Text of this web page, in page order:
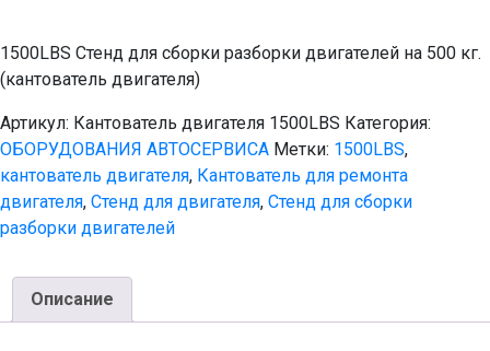
1500LBS Стенд для сборки разборки двигателей на 500 кг.
(кантователь двигателя)
Артикул: Кантователь двигателя 1500LBS Категория:
ОБОРУДОВАНИЯ АВТОСЕРВИСА Метки: 1500LBS,
кантователь двигателя, Кантователь для ремонта
двигателя, Стенд для двигателя, Стенд для сборки
разборки двигателей
Описание